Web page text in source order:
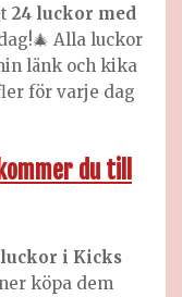
24 luckor med
Alla luckor
länk och kika
för varje dag
du till
i Kicks
köpa dem